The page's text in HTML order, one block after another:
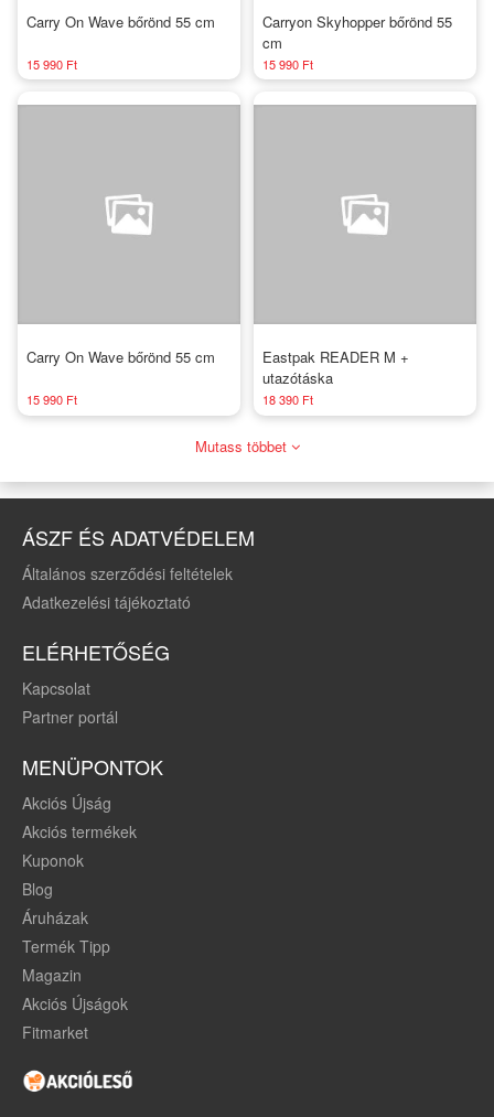
Carry On Wave bőrönd 55 cm
15 990 Ft
Carryon Skyhopper bőrönd 55
cm
15 990 Ft
Carry On Wave bőrönd 55 cm
15 990 Ft
Eastpak READER M +
utazótáska
18 390 Ft
Mutass többet
ÁSZF ÉS ADATVÉDELEM
Általános szerződési feltételek
Adatkezelési tájékoztató
ELÉRHETŐSÉG
Kapcsolat
Partner portál
MENÜPONTOK
Akciós Újság
Akciós termékek
Kuponok
Blog
Áruházak
Termék Tipp
Magazin
Akciós Újságok
Fitmarket